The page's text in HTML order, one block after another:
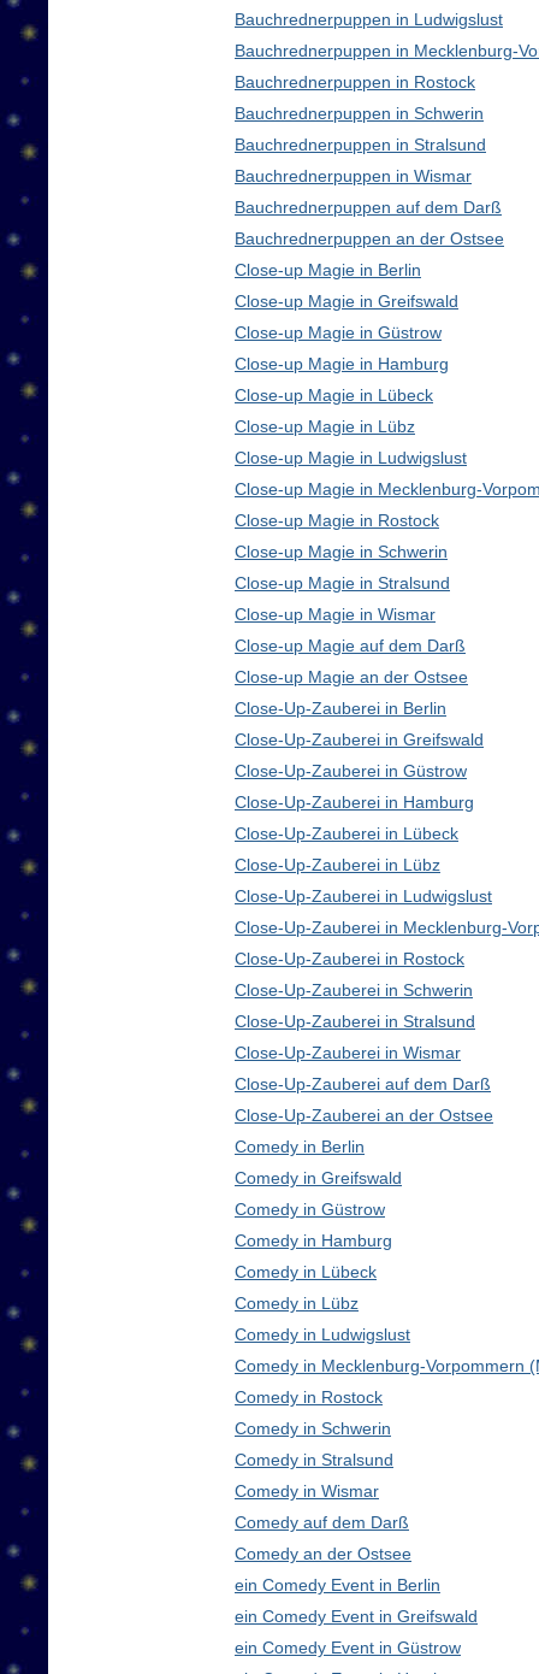
Bauchrednerpuppen in Ludwigslust
Bauchrednerpuppen in Mecklenburg-
Bauchrednerpuppen in Rostock
Bauchrednerpuppen in Schwerin
Bauchrednerpuppen in Stralsund
Bauchrednerpuppen in Wismar
Bauchrednerpuppen auf dem Darß
Bauchrednerpuppen an der Ostsee
Close-up Magie in Berlin
Close-up Magie in Greifswald
Close-up Magie in Güstrow
Close-up Magie in Hamburg
Close-up Magie in Lübeck
Close-up Magie in Lübz
Close-up Magie in Ludwigslust
Close-up Magie in Mecklenburg-
Close-up Magie in Rostock
Close-up Magie in Schwerin
Close-up Magie in Stralsund
Close-up Magie in Wismar
Close-up Magie auf dem Darß
Close-up Magie an der Ostsee
Close-Up-Zauberei in Berlin
Close-Up-Zauberei in Greifswald
Close-Up-Zauberei in Güstrow
Close-Up-Zauberei in Hamburg
Close-Up-Zauberei in Lübeck
Close-Up-Zauberei in Lübz
Close-Up-Zauberei in Ludwigslust
Close-Up-Zauberei in Mecklenburg-
Close-Up-Zauberei in Rostock
Close-Up-Zauberei in Schwerin
Close-Up-Zauberei in Stralsund
Close-Up-Zauberei in Wismar
Close-Up-Zauberei auf dem Darß
Close-Up-Zauberei an der Ostsee
Comedy in Berlin
Comedy in Greifswald
Comedy in Güstrow
Comedy in Hamburg
Comedy in Lübeck
Comedy in Lübz
Comedy in Ludwigslust
Comedy in Mecklenburg-Vorpommern
Comedy in Rostock
Comedy in Schwerin
Comedy in Stralsund
Comedy in Wismar
Comedy auf dem Darß
Comedy an der Ostsee
ein Comedy Event in Berlin
ein Comedy Event in Greifswald
ein Comedy Event in Güstrow